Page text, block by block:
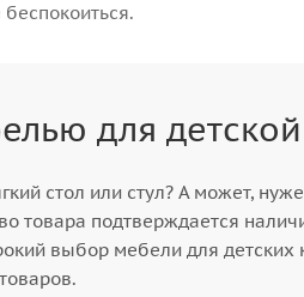
для
стол или стул? А может,
товара подтверждается
выбор мебели для детских